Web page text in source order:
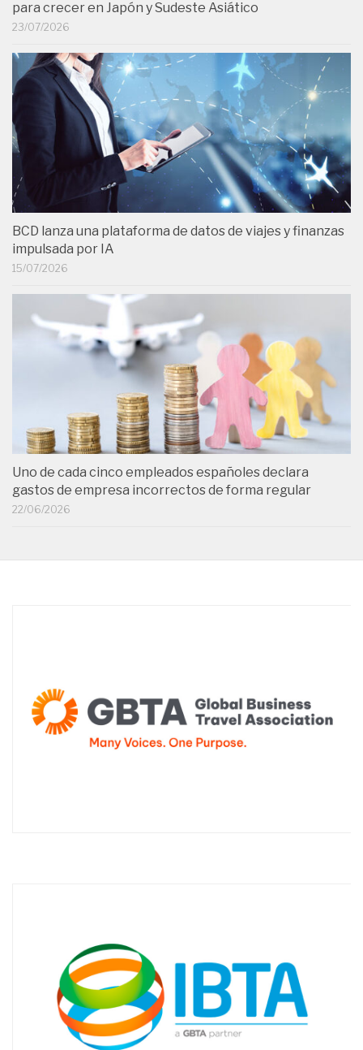
para crecer en Japón y Sudeste Asiático
23/07/2026
BCD lanza una plataforma de datos de viajes y finanzas
impulsada por IA
15/07/2026
Uno de cada cinco empleados españoles declara
gastos de empresa incorrectos de forma regular
22/06/2026